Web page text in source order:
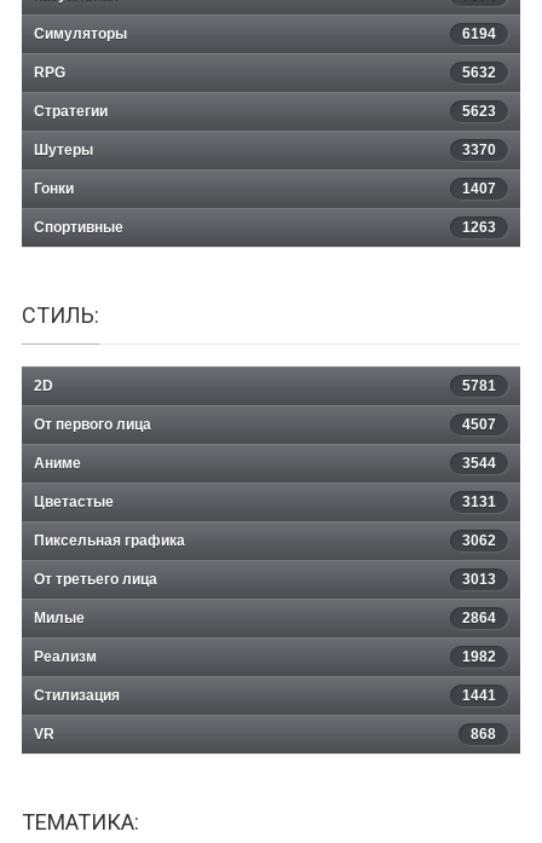
Симуляторы 6194
RPG 5632
Стратегии 5623
Шутеры 3370
Гонки 1407
Спортивные 1263
СТИЛЬ:
2D 5781
От первого лица 4507
Аниме 3544
Цветастые 3131
Пиксельная графика 3062
От третьего лица 3013
Милые 2864
Реализм 1982
Стилизация 1441
VR 868
ТЕМАТИКА: